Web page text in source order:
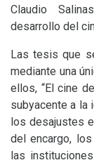
Claudio
desarrollo del
Las tesis que
mediante una
ellos, “El cine
subyacente a la
los desajustes
del encargo,
las